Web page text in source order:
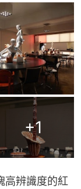
+1
高辨識度的紅